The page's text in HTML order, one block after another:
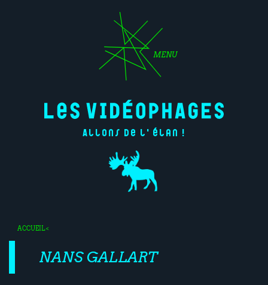
MENU
Allons de l'élan !
ACCUEIL<
NANS GALLART